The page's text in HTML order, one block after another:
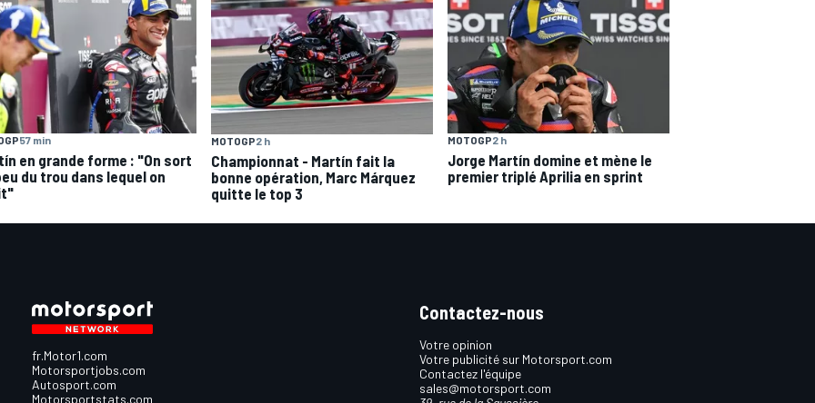
57 min
en grande forme : "On sort
du trou dans lequel on
MOTOGP2 h
Championnat - Martín fait la
bonne opération, Marc Márquez
quitte le top 3
MOTOGP2 h
Jorge Martín domine et mène le
premier triplé Aprilia en sprint
fr.Motor1.com
Motorsportjobs.com
Autosport.com
Motorsportstats.com
Contactez-nous
Votre opinion
Votre publicité sur Motorsport.com
Contactez l'équipe
sales@motorsport.com